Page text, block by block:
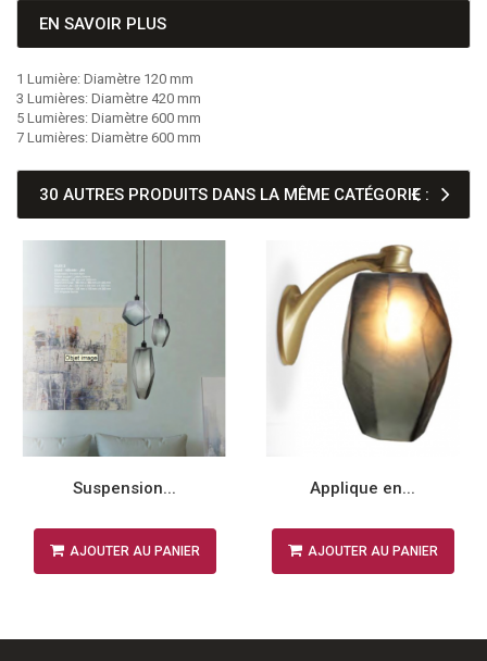
EN SAVOIR PLUS
1 Lumière: Diamètre 120 mm
3 Lumières: Diamètre 420 mm
5 Lumières: Diamètre 600 mm
7 Lumières: Diamètre 600 mm
30 AUTRES PRODUITS DANS LA MÊME CATÉGORIE :
Suspension...
AJOUTER AU PANIER
Applique en...
AJOUTER AU PANIER